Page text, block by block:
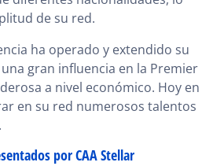
de su red.
ha operado y extendido su
gran influencia en la Premier
a nivel económico. Hoy en
en su red numerosos talentos
por CAA Stellar